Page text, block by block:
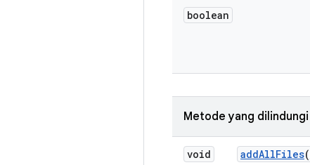
boolean
Metode yang dilindungi
void addAllFiles(